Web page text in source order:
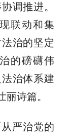
调推进。
联动和集
治的坚定
的磅礴伟
治体系建
诗篇。
严治党的